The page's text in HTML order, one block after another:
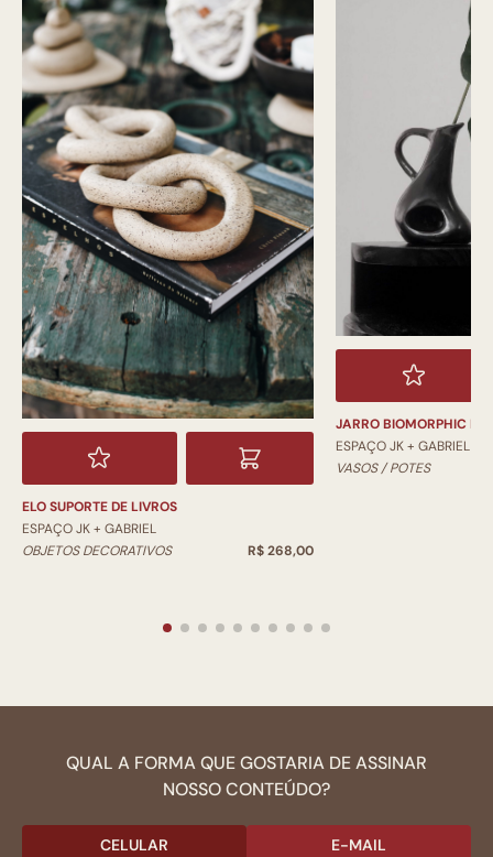
ELO SUPORTE DE LIVROS
ESPAÇO JK + GABRIEL
OBJETOS DECORATIVOS
R$ 268,00
JARRO BIOMORPHIC
ESPAÇO JK + GABRIEL
VASOS / POTES
QUAL A FORMA QUE GOSTARIA DE ASSINAR
NOSSO CONTEÚDO?
CELULAR E-MAIL